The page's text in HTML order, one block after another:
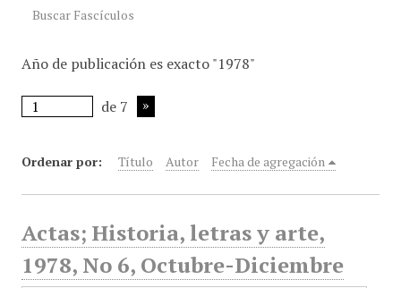
Buscar Fascículos
Año de publicación es exacto "1978"
de 7
Ordenar por: Título Autor Fecha de agregación
Actas; Historia, letras y arte,
1978, No 6, Octubre-Diciembre